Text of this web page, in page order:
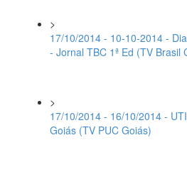
>
17/10/2014 - 10-10-2014 -
- Jornal TBC 1ª Ed (TV Brasil
>
17/10/2014 - 16/10/2014 -
Goiás (TV PUC Goiás)